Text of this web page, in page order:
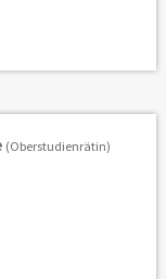
(Oberstudienrätin)